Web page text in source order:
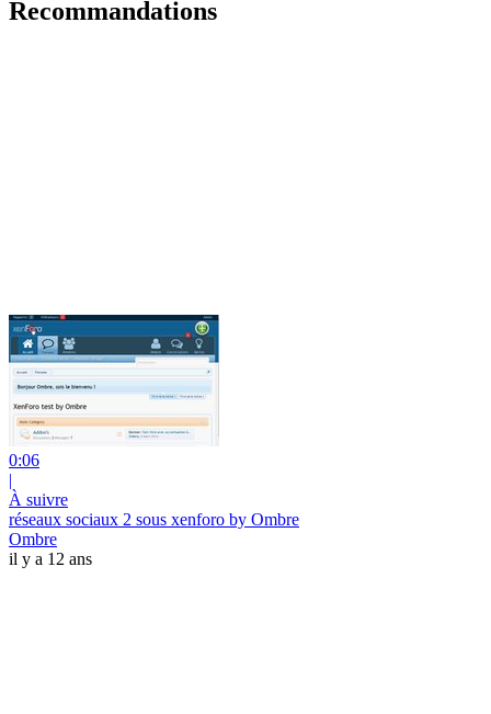
Recommandations
0:06
|
À suivre
réseaux sociaux 2 sous xenforo by Ombre
Ombre
il y a 12 ans